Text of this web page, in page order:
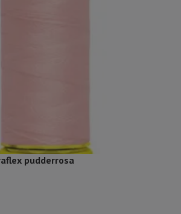
pudderrosa